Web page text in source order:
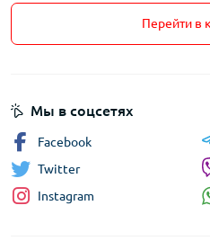
Перейти в
Мы в соцсетях
Facebook
Twitter
Instagram